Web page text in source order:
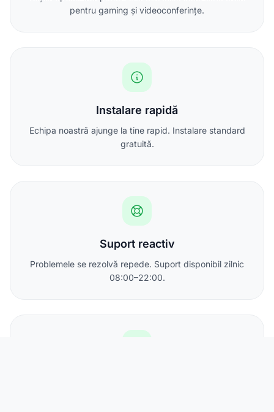
pentru gaming și videoconferințe.
Instalare rapidă
Echipa noastră ajunge la tine rapid. Instalare standard
gratuită.
Suport reactiv
Problemele se rezolvă repede. Suport disponibil zilnic
08:00–22:00.